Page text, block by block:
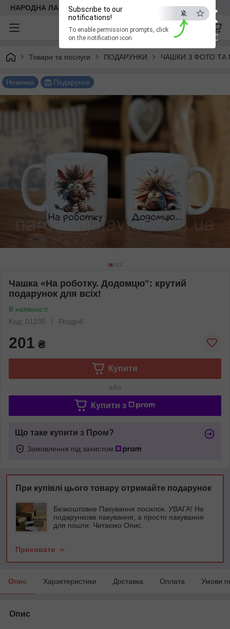
×
ESC
Subscribe to our
notifications!
To enable permission prompts, click
on the notification icon
НАРОДНА ЛАВКА
Товари та послуги ПОДАРУНКИ ЧАШКИ З ФОТО
Новинка Подарунок
Чашка «На роботку. Додомцю": крутий
подарунок для всіх!
В наявності
Код: 01235
Роздріб
201 ₴
Купити
або
Купити з
Що таке купити з Пром?
Замовлення під захистом
При купівлі цього товару отримайте подарунок
Безкоштовне Пакування посилок. УВАГА! Не
подарункове пакування, а просто пакування
для пошти. Читаємо Опис.
Приховати
Опис Характеристики Доставка Оплата Умови
Опис